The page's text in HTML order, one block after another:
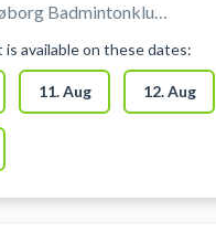
Badmintonklub
i København.
medbringe
og bolde. Husk
på
idræt
available on these dates:
11. Aug 12. Aug